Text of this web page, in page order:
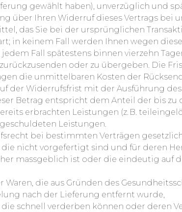
gewählt haben), unverzüglich und
über Ihren Widerruf dieses Vertrags bei
das Sie bei der ursprünglichen
in keinem Fall werden Ihnen wegen
Fall spätestens binnen vierzehn
oder zu übergeben. Die
die unmittelbaren Kosten der
der Widerrufsfrist mit der Ausführung
Betrag entspricht dem Anteil der bis
erbrachten Leistungen (z. B.
Leistungen.
bei bestimmten Verträgen
die nicht vorgefertigt sind und für deren
massgeblich ist oder die eindeutig auf
die aus Gründen des
nach der Lieferung entfernt wurde,
die schnell verderben können oder deren